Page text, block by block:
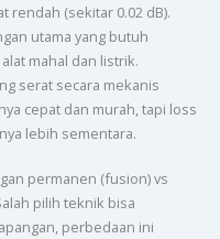
rendah (sekitar 0.02 dB).
utama yang butuh
mahal dan listrik.
serat secara mekanis
cepat dan murah, tapi loss
lebih sementara.
permanen (fusion) vs
pilih teknik bisa
perbedaan ini